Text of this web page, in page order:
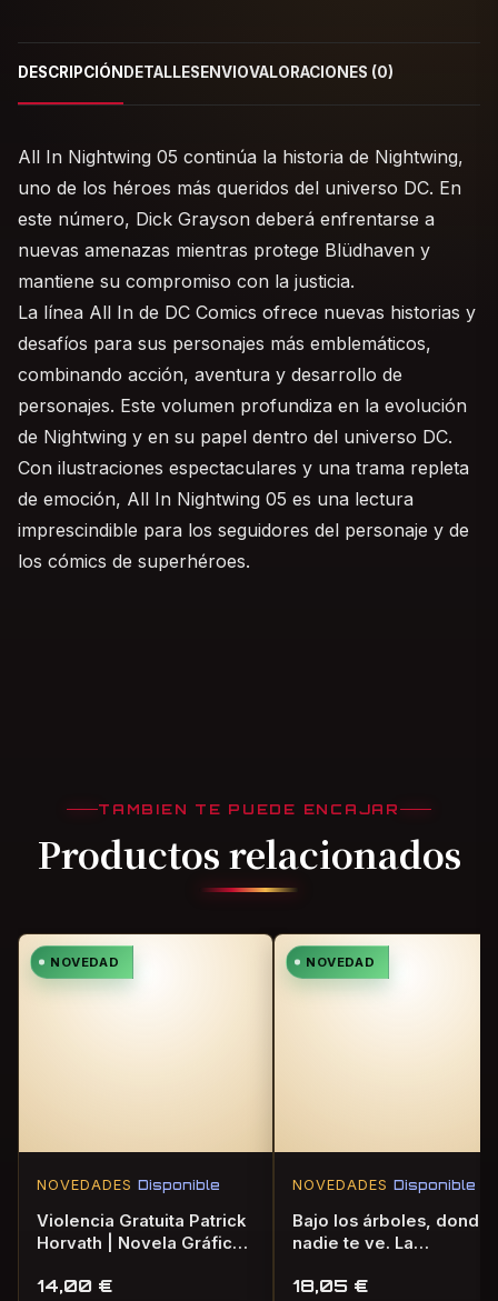
DESCRIPCIÓN DETALLES ENVIOVALORACIONES (0)
All In Nightwing 05 continúa la historia de Nightwing,
uno de los héroes más queridos del universo DC. En
este número, Dick Grayson deberá enfrentarse a
nuevas amenazas mientras protege Blüdhaven y
mantiene su compromiso con la justicia.
La línea All In de DC Comics ofrece nuevas historias y
desafíos para sus personajes más emblemáticos,
combinando acción, aventura y desarrollo de
personajes. Este volumen profundiza en la evolución
de Nightwing y en su papel dentro del universo DC.
Con ilustraciones espectaculares y una trama repleta
de emoción, All In Nightwing 05 es una lectura
imprescindible para los seguidores del personaje y de
los cómics de superhéroes.
TAMBIEN TE PUEDE ENCAJAR
Productos relacionados
NOVEDAD
NOVEDADES Disponible
Violencia Gratuita Patrick
Horvath | Novela Gráfica
14,00 €
NOVEDAD
NOVEDADES Disponible
Bajo los árboles, donde
nadie te ve. La
primavera | Novela
18,05 €